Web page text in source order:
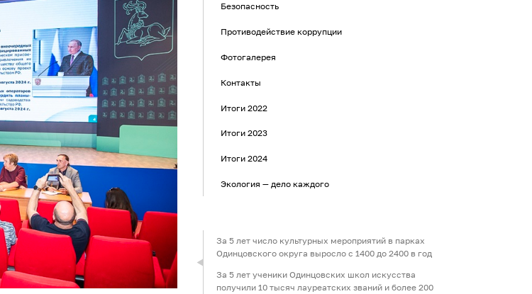
Безопасность
Противодействие коррупции
Фотогалерея
Контакты
Итоги 2022
Итоги 2023
Итоги 2024
Экология — дело каждого
За 5 лет число культурных мероприятий в парках
Одинцовского округа выросло с 1400 до 2400 в год
За 5 лет ученики Одинцовских школ искусства
получили 10 тысяч лауреатских званий и более 200